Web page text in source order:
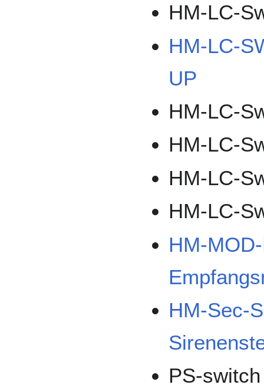
HM-LC-
HM-LC-
UP
HM-LC-
HM-LC-
HM-LC-
HM-LC-
HM-
HM-Sec-
PS-switch